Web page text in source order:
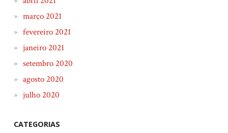
março 2021
fevereiro 2021
janeiro 2021
setembro 2020
agosto 2020
julho 2020
CATEGORIAS